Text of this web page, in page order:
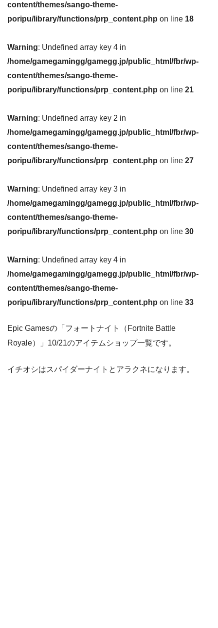
content/themes/sango-theme-
poripu/library/functions/prp_content.php on line 18
Warning: Undefined array key 4 in
/home/gamegamingg/gamegg.jp/public_html/fbr/wp-
content/themes/sango-theme-
poripu/library/functions/prp_content.php on line 21
Warning: Undefined array key 2 in
/home/gamegamingg/gamegg.jp/public_html/fbr/wp-
content/themes/sango-theme-
poripu/library/functions/prp_content.php on line 27
Warning: Undefined array key 3 in
/home/gamegamingg/gamegg.jp/public_html/fbr/wp-
content/themes/sango-theme-
poripu/library/functions/prp_content.php on line 30
Warning: Undefined array key 4 in
/home/gamegamingg/gamegg.jp/public_html/fbr/wp-
content/themes/sango-theme-
poripu/library/functions/prp_content.php on line 33
Epic Gamesの「フォートナイト（Fortnite Battle
Royale）」10/21のアイテムショップ一覧です。
イチオシはスパイダーナイトとアラクネになります。